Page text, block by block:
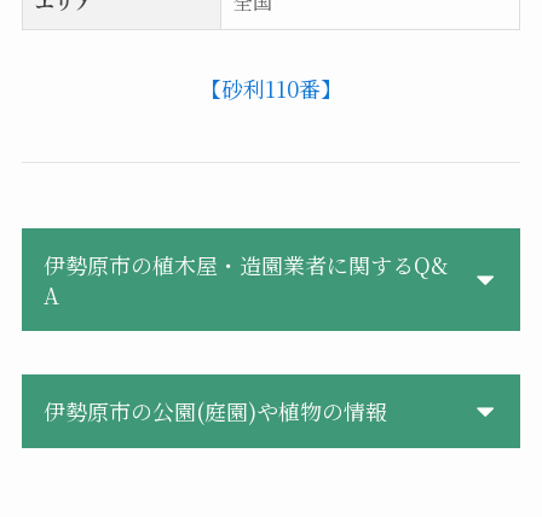
【砂利110番】
伊勢原市の植木屋・造園業者に関するQ&
A
伊勢原市の公園(庭園)や植物の情報